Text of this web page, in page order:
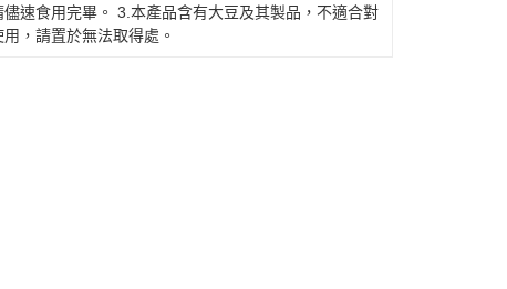
速食用完畢。 3.本產品含有大豆及其製品，不適合對
，請置於無法取得處。